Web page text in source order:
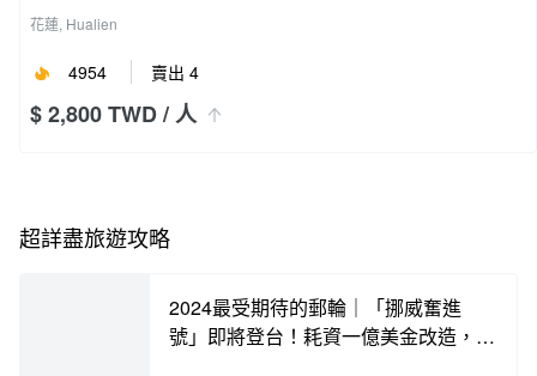
花蓮, Hualien
4954 賣出 4
$ 2,800 TWD/ 人
超詳盡旅遊攻略
2024最受期待的郵輪｜「挪威奮進
號」即將登台！耗資一億美金改造，含